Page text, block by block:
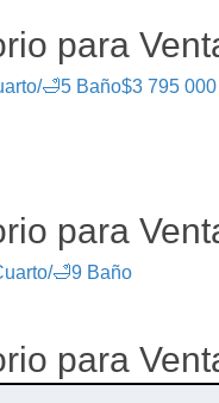
para
🛁5 Baño$3 795
para
🛁9 Baño
para